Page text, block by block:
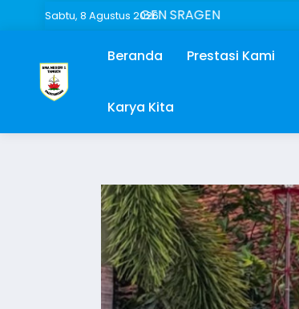
Sabtu, 8 Agustus 2026
NEGERI 1 TANGEN SRAGEN
Beranda Prestasi Kami
Karya Kita